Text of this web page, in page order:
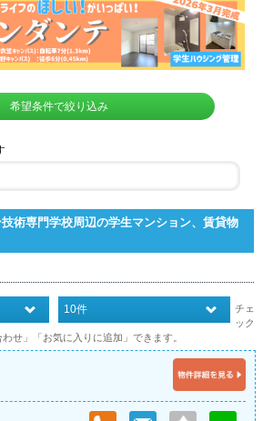
希望条件で絞り込み
術専門学校周辺の学生マンション、賃貸物
チェ
ック
せ」「お気に入りに追加」できます。